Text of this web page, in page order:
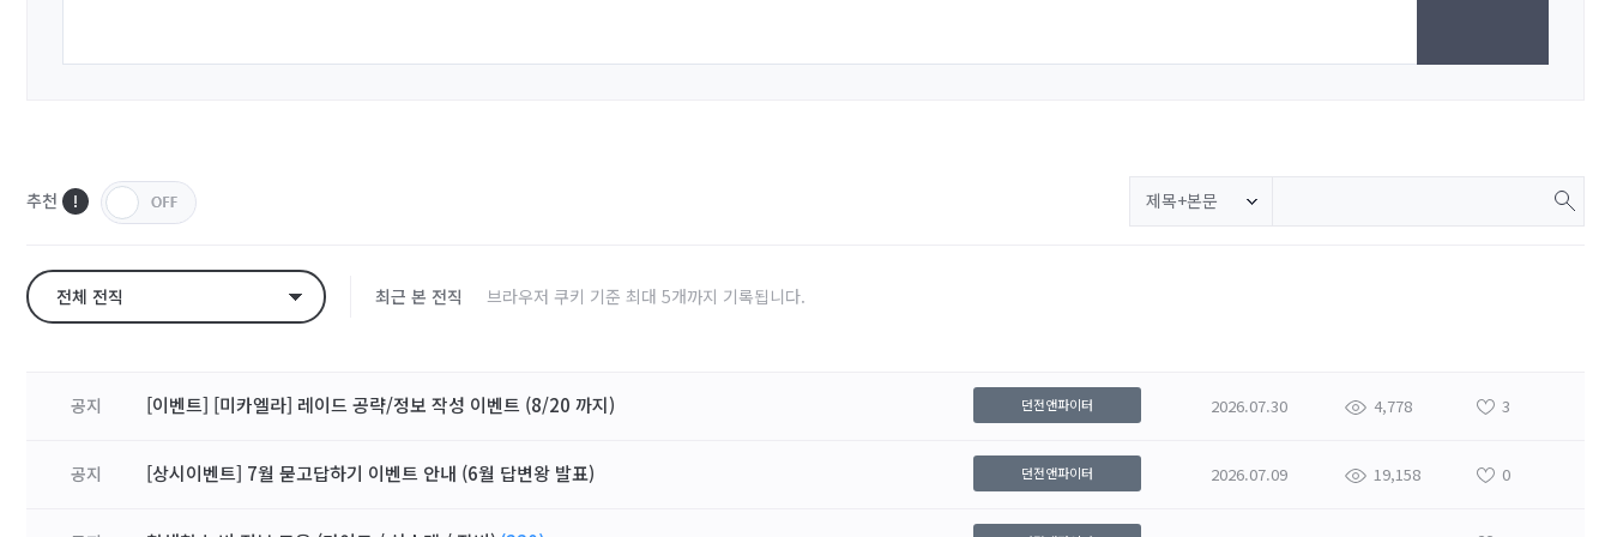
추천 제목+본문
전체 전직 최근 본 전직 브라우저 쿠키 기준 최대 5개까지 기록됩니다.
공지 [이벤트] [미카엘라] 레이드 공략/정보 작성 이벤트 (8/20 까지) 던전앤파이터 2026.07.30 4,778 3
공지 [상시이벤트] 7월 묻고답하기 이벤트 안내 (6월 답변왕 발표) 던전앤파이터 2026.07.09 19,158 0